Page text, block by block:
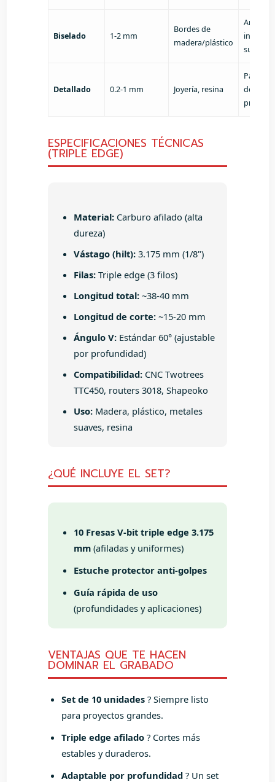
Biselado 1-2 mm
Bordes de
madera/plástico
Aristas
suaves
Detallado 0.2-1 mm Joyería, resina
precisos
ESPECIFICACIONES TÉCNICAS
(TRIPLE EDGE)
Material: Carburo afilado (alta
dureza)
Vástago (hilt): 3.175 mm (1/8")
Filas: Triple edge (3 filos)
Longitud total: ~38-40 mm
Longitud de corte: ~15-20 mm
Ángulo V: Estándar 60° (ajustable
por profundidad)
Compatibilidad: CNC Twotrees
TTC450, routers 3018, Shapeoko
Uso: Madera, plástico, metales
suaves, resina
¿QUÉ INCLUYE EL SET?
10 Fresas V-bit triple edge 3.175
mm (afiladas y uniformes)
Estuche protector anti-golpes
Guía rápida de uso
(profundidades y aplicaciones)
VENTAJAS QUE TE HACEN
DOMINAR EL GRABADO
Set de 10 unidades ? Siempre listo
para proyectos grandes.
Triple edge afilado ? Cortes más
estables y duraderos.
Adaptable por profundidad ? Un set